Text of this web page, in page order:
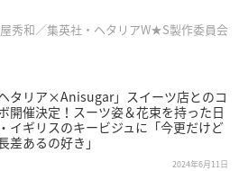
秀和／集英社・ヘタリアW★S製作委員会
ヘタリア×Anisugar」スイーツ店とのコ
開催決定！スーツ姿＆花束を持った日
イギリスのキービジュに「今更だけど
差あるの好き」
2024年6月11日